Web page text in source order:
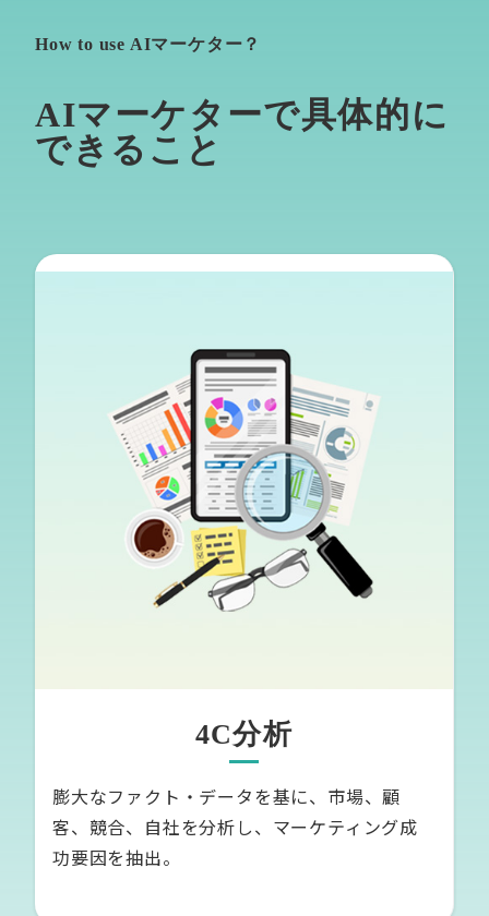
How to use AIマーケター？
AIマーケターで具体的に
できること
4C分析
膨大なファクト・データを基に、市場、顧
客、競合、自社を分析し、マーケティング成
功要因を抽出。